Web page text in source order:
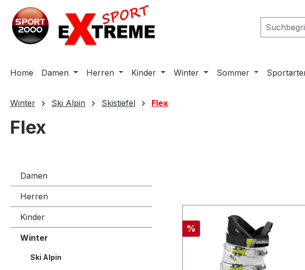
Hauptinhalt springen
Zur Suche springen
Zur Hauptnavigation springen
Home Damen Herren Kinder Winter Sommer
Winter Ski Alpin Skistiefel Flex
Flex
Damen
Herren
Kinder
Winter
Ski Alpin
Rabatt
%